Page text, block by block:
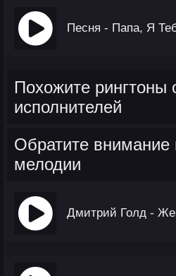
Песня - Папа, Я
Похожите рингтоны
исполнителей
Обратите внимание
мелодии
Дмитрий Голд -